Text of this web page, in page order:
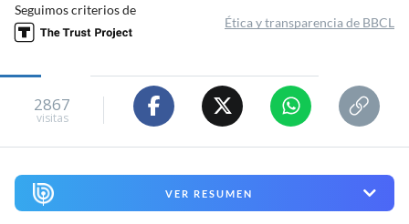
Seguimos criterios de
Ética y transparencia de BBCL
2867
visitas
VER RESUMEN